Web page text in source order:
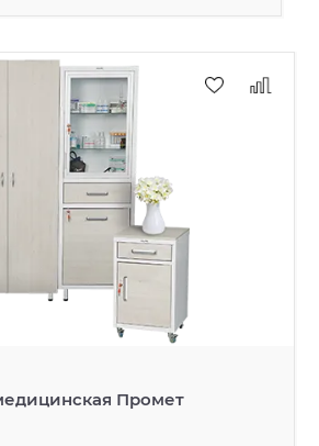
Промет